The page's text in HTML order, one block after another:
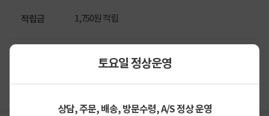
토요일 정상운영
상담, 주문, 배송, 방문수령, A/S 정상 운영
적립금 1,750원 적립
업체직배송
배송비 무료배송